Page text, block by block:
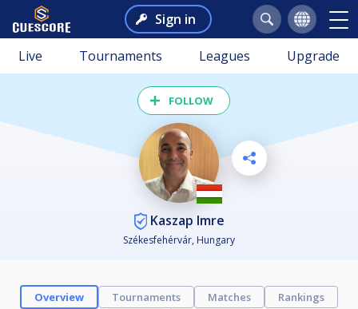
Sign in
Live Tournaments Leagues Upgrade
FOLLOW
Kaszap Imre
Székesfehérvár, Hungary
Overview Tournaments Matches
Rankings